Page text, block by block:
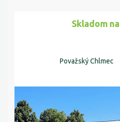
Skladom
Považský Chlmec